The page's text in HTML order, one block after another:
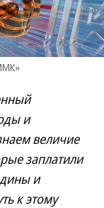
и
величие
заплатили
и
к этому